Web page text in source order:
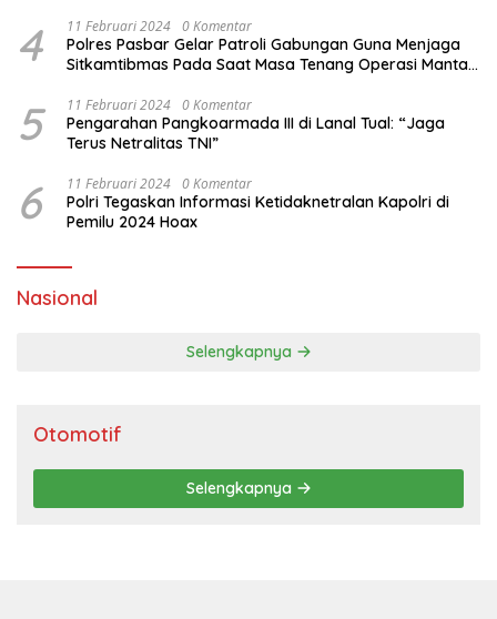
4 11 Februari 2024 0 Komentar
Polres Pasbar Gelar Patroli Gabungan Guna Menjaga
Sitkamtibmas Pada Saat Masa Tenang Operasi Mantap
5 11 Februari 2024 0 Komentar
Pengarahan Pangkoarmada III di Lanal Tual: “Jaga
Terus Netralitas TNI”
6 11 Februari 2024 0 Komentar
Polri Tegaskan Informasi Ketidaknetralan Kapolri di
Pemilu 2024 Hoax
Nasional
Selengkapnya
Otomotif
Selengkapnya